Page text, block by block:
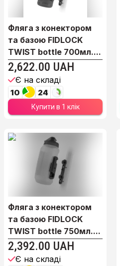
Фляга з конектором
та базою FIDLOCK
TWIST bottle 700мл....
2,622.00 UAH
Є на складі
10 24
Купити в 1 клік
Фляга з конектором
та базою FIDLOCK
TWIST bottle 750мл....
2,392.00 UAH
Є на складі